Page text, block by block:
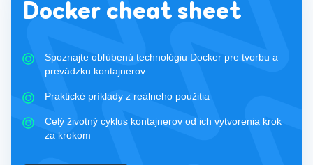
Docker cheat sheet
Spoznajte obľúbenú technológiu Docker pre tvorbu a
prevádzku kontajnerov
Praktické príklady z reálneho použitia
Celý životný cyklus kontajnerov od ich vytvorenia krok
za krokom